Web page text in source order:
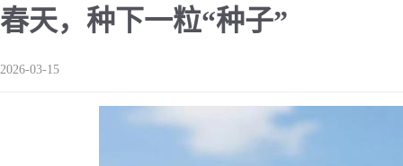
非遗 公益 娱乐 游戏 影视 明星
春天，种下一粒“种子”
2026-03-15